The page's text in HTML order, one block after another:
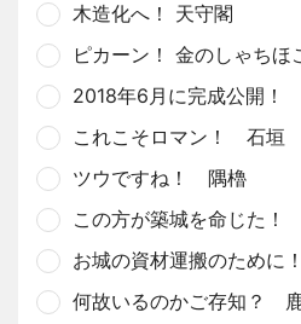
木造化へ！ 天守閣
ピカーン！ 金のしゃちほ
2018年6月に完成公開！
これこそロマン！ 石垣
ツウですね！ 隅櫓
この方が築城を命じた
お城の資材運搬のために
何故いるのかご存知？